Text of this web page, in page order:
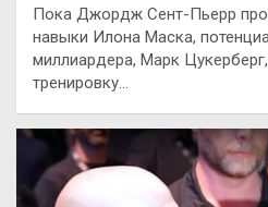
Пока Джордж Сент-Пьерр
навыки Илона Маска,
миллиардера, Марк
тренировку…